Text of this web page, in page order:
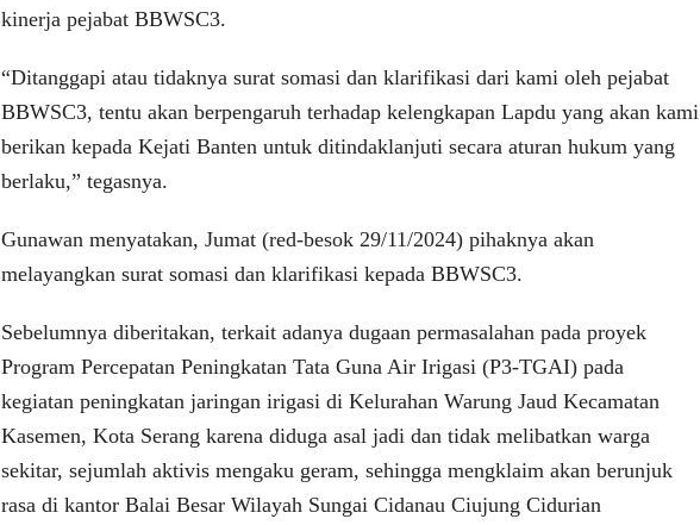
kinerja pejabat BBWSC3.
“Ditanggapi atau tidaknya surat somasi dan klarifikasi dari kami oleh pejabat
BBWSC3, tentu akan berpengaruh terhadap kelengkapan Lapdu yang akan kami
berikan kepada Kejati Banten untuk ditindaklanjuti secara aturan hukum yang
berlaku,” tegasnya.
Gunawan menyatakan, Jumat (red-besok 29/11/2024) pihaknya akan
melayangkan surat somasi dan klarifikasi kepada BBWSC3.
Sebelumnya diberitakan, terkait adanya dugaan permasalahan pada proyek
Program Percepatan Peningkatan Tata Guna Air Irigasi (P3-TGAI) pada
kegiatan peningkatan jaringan irigasi di Kelurahan Warung Jaud Kecamatan
Kasemen, Kota Serang karena diduga asal jadi dan tidak melibatkan warga
sekitar, sejumlah aktivis mengaku geram, sehingga mengklaim akan berunjuk
rasa di kantor Balai Besar Wilayah Sungai Cidanau Ciujung Cidurian